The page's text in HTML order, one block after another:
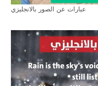
عبارات عن الصور بالانجليزي